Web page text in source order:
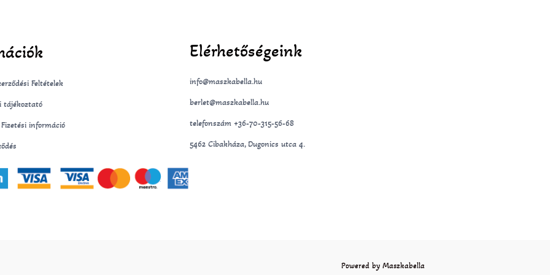
Feltételek
tájékoztató
információ
Elérhetőségeink
info@maszkabella.hu
berlet@maszkabella.hu
telefonszám +36-70-315-56-68
5462 Cibakháza, Dugonics utca 4.
Powered by Maszkabella